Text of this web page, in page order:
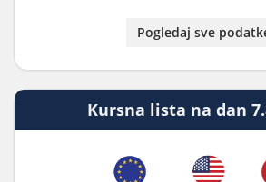
Pogledaj sve
Kursna lista na dan